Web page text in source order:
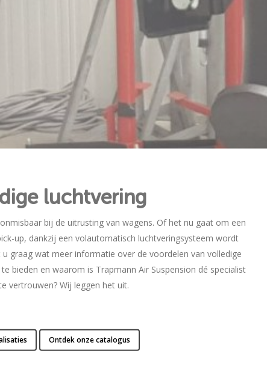
luchtvering
bij de uitrusting van wagens. Of het nu gaat om een
up, dankzij een volautomatisch luchtveringsysteem wordt
graag wat meer informatie over de voordelen van volledige
bieden en waarom is Trapmann Air Suspension dé specialist
vertrouwen? Wij leggen het uit.
Ontdek onze catalogus